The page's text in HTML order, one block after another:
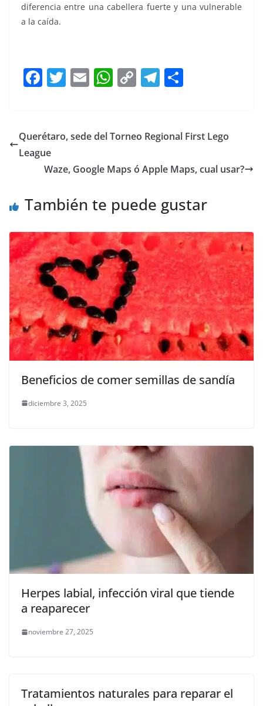
diferencia entre una cabellera fuerte y una vulnerable
a la caída.
F
e
b
o
k
T
er
E
l
W
s
p
C
y
n
T
gr
m
e
Querétaro, sede del Torneo Regional First Lego
League
Waze, Google Maps ó Apple Maps, cual usar?
También te puede gustar
Beneficios de comer semillas de sandía
diciembre 3, 2025
Herpes labial, infección viral que tiende
a reaparecer
noviembre 27, 2025
Tratamientos naturales para reparar el